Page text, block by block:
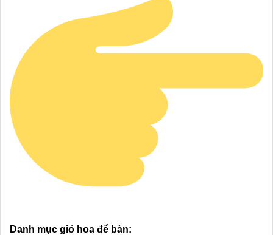
Danh mục giỏ hoa để bàn: